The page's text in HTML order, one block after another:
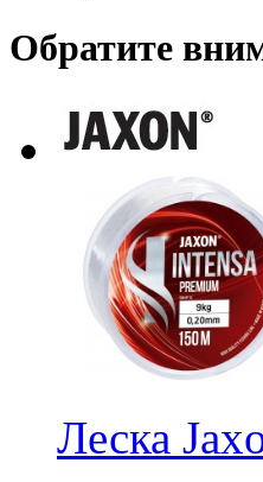
Обратите
Леска